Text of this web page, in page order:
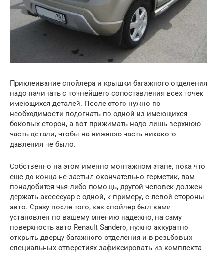
Приклеивание спойлера и крышки багажного отделения
надо начинать с точнейшего сопоставления всех точек
имеющихся деталей. После этого нужно по
необходимости подогнать по одной из имеющихся
боковых сторон, а вот прижимать надо лишь верхнюю
часть детали, чтобы на нижнюю часть никакого
давления не было.
Собственно на этом именно монтажном этапе, пока что
еще до конца не застыл окончательно герметик, вам
понадобится чья-либо помощь, другой человек должен
держать аксессуар с одной, к примеру, с левой стороны
авто. Сразу после того, как спойлер был вами
установлен по вашему мнению надежно, на саму
поверхность авто Renault Sandero, нужно аккуратно
открыть дверцу багажного отделения и в резьбовых
специальных отверстиях зафиксировать из комплекта